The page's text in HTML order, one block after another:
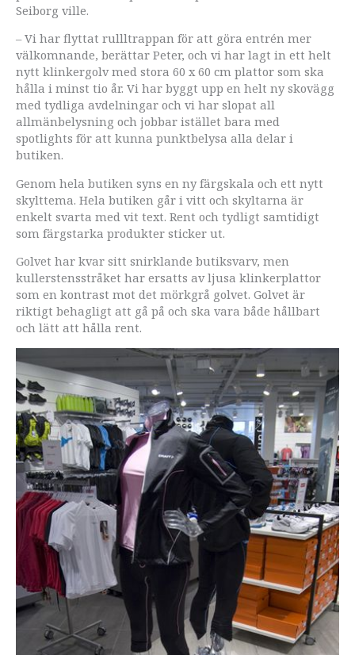
Seiborg ville.
– Vi har flyttat rullltrappan för att göra entrén mer
välkomnande, berättar Peter, och vi har lagt in ett helt
nytt klinkergolv med stora 60 x 60 cm plattor som ska
hålla i minst tio år. Vi har byggt upp en helt ny skovägg
med tydliga avdelningar och vi har slopat all
allmänbelysning och jobbar istället bara med
spotlights för att kunna punktbelysa alla delar i
butiken.
Genom hela butiken syns en ny färgskala och ett nytt
skylttema. Hela butiken går i vitt och skyltarna är
enkelt svarta med vit text. Rent och tydligt samtidigt
som färgstarka produkter sticker ut.
Golvet har kvar sitt snirklande butiksvarv, men
kullerstensstråket har ersatts av ljusa klinkerplattor
som en kontrast mot det mörkgrå golvet. Golvet är
riktigt behagligt att gå på och ska vara både hållbart
och lätt att hålla rent.